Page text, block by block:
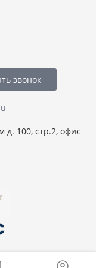
д. 100, стр.2, офис
звонок
защищены